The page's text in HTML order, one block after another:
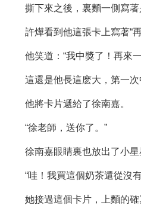
撕下來之後，裏麵一側寫著
許燁看到他這張卡上寫著“
他笑道：“我中獎了！再來
這還是他長這麽大，第一次
他將卡片遞給了徐南嘉。
“徐老師，送你了。”
徐南嘉眼睛裏也放出了小星
“哇！我買這個奶茶還從沒
她接過這個卡片，上麵的確